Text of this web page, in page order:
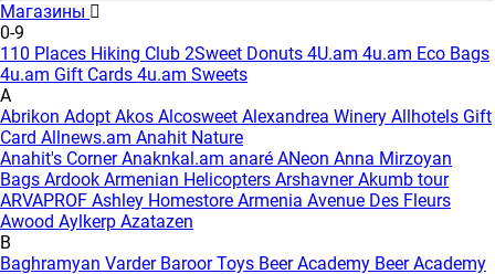
Магазины
0-9
110 Places Hiking Club 2Sweet Donuts 4U.am 4u.am Eco Bags
4u.am Gift Cards 4u.am Sweets
A
Abrikon Adopt Akos Alcosweet Alexandrea Winery Allhotels Gift
Card Allnews.am Anahit Nature
Anahit's CornerAnaknkal.am anaré ANeon Anna Mirzoyan
Bags Ardook Armenian Helicopters Arshavner Akumb tour
ARVAPROF Ashley Homestore Armenia Avenue Des Fleurs
Awood Aylkerp Azatazen
B
Baghramyan Varder Baroor Toys Beer Academy Beer Academy